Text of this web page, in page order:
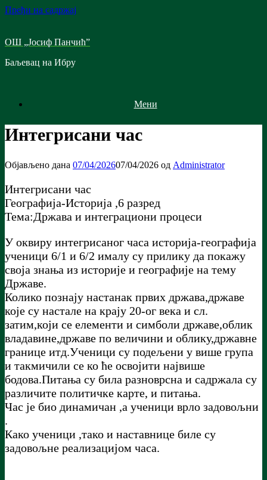
Пређи на садржај
ОШ „Јосиф Панчић”
Баљевац на Ибру
Мени
Интегрисани час
Објављено дана 07/04/202607/04/2026 од Administrator
Интегрисани час
Географија-Историја ,6 разред
Тема:Држава и интеграциони процеси
У оквиру интегрисаног часа историја-географија
ученици 6/1 и 6/2 ималу су прилику да покажу
своја знања из историје и географије на тему
Државе.
Колико познају настанак првих држава,државе
које су настале на крају 20-ог века и сл.
затим,који се елементи и симболи државе,облик
владавине,државе по величини и облику,државне
границе итд.Ученици су подељени у више група
и такмичили се ко ће освојити највише
бодова.Питања су била разноврсна и садржала су
различите политичке карте, и питања.
Час је био динамичан ,а ученици врло задовољни
.
Како ученици ,тако и наставнице биле су
задовољне реализацијом часа.